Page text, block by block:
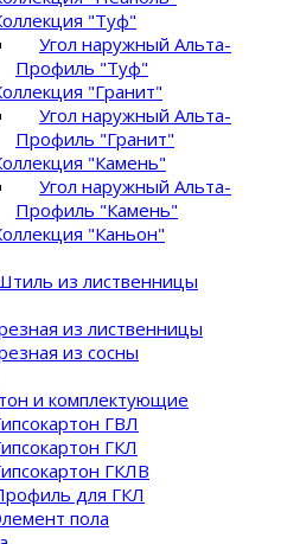
"Туф"
Угол наружный Альта-
Профиль "Туф"
"Гранит"
Угол наружный Альта-
Профиль "Гранит"
"Камень"
Угол наружный Альта-
Профиль "Камень"
"Каньон"
из лиственницы
из лиственницы
из сосны
и комплектующие
ГВЛ
ГКЛ
ГКЛВ
для ГКЛ
пола